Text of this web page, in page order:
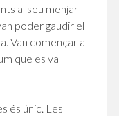
al seu menjar
poder gaudir el
Van començar a
que es va
és únic. Les